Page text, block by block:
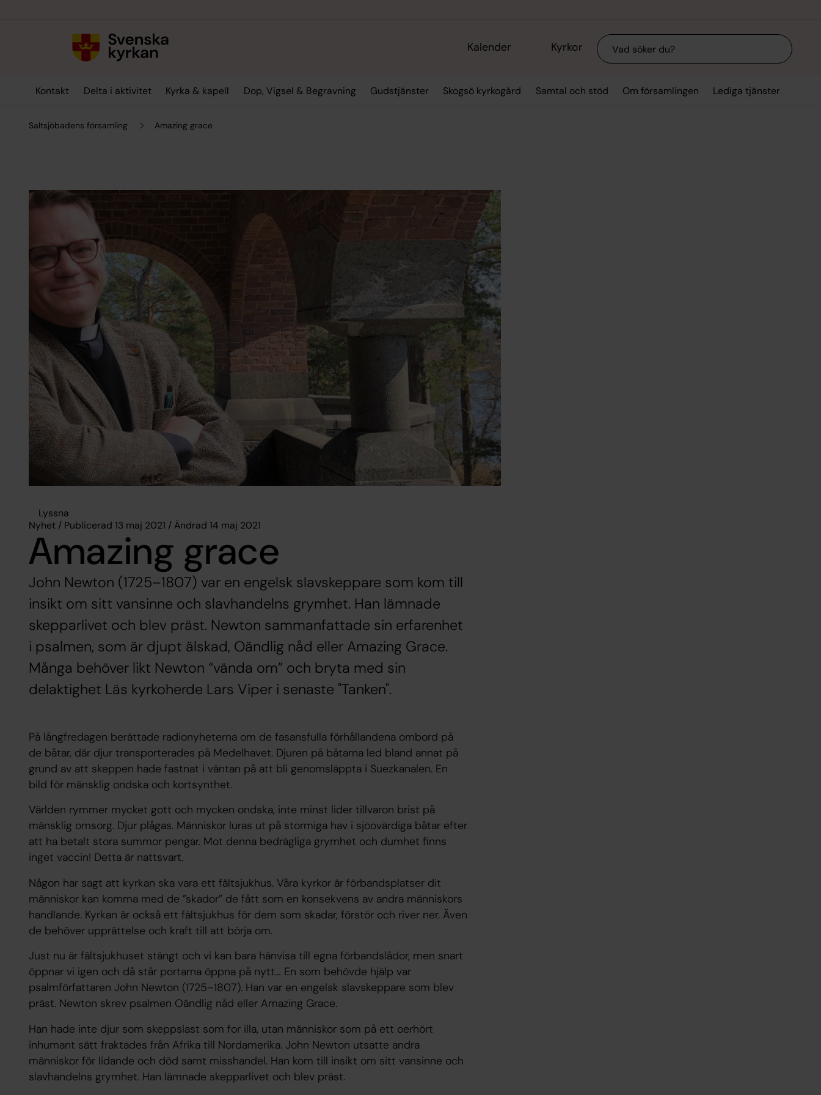
Kalender Kyrkor Sök
Kontakt Delta i aktivitet Kyrka & kapell Dop, Vigsel & Begravning Gudstjänster Skogsö kyrkogård Samtal och stöd Om församlingen Lediga tjänster
Saltsjöbadens församling Amazing grace
Lyssna
Nyhet / Publicerad 13 maj 2021 / Ändrad 14 maj 2021
Amazing grace
John Newton (1725–1807) var en engelsk slavskeppare som kom till
insikt om sitt vansinne och slavhandelns grymhet. Han lämnade
skepparlivet och blev präst. Newton sammanfattade sin erfarenhet
i psalmen, som är djupt älskad, Oändlig nåd eller Amazing Grace.
Många behöver likt Newton “vända om” och bryta med sin
delaktighet Läs kyrkoherde Lars Viper i senaste "Tanken".
På långfredagen berättade radionyheterna om de fasansfulla förhållandena ombord på
de båtar, där djur transporterades på Medelhavet. Djuren på båtarna led bland annat på
grund av att skeppen hade fastnat i väntan på att bli genomsläppta i Suezkanalen. En
bild för mänsklig ondska och kortsynthet.
Världen rymmer mycket gott och mycken ondska, inte minst lider tillvaron brist på
mänsklig omsorg. Djur plågas. Människor luras ut på stormiga hav i sjöovärdiga båtar efter
att ha betalt stora summor pengar. Mot denna bedrägliga grymhet och dumhet finns
inget vaccin! Detta är nattsvart.
Någon har sagt att kyrkan ska vara ett fältsjukhus. Våra kyrkor är förbandsplatser dit
människor kan komma med de ”skador” de fått som en konsekvens av andra människors
handlande. Kyrkan är också ett fältsjukhus för dem som skadar, förstör och river ner. Även
de behöver upprättelse och kraft till att börja om.
Just nu är fältsjukhuset stängt och vi kan bara hänvisa till egna förbandslådor, men snart
öppnar vi igen och då står portarna öppna på nytt… En som behövde hjälp var
psalmförfattaren John Newton (1725–1807). Han var en engelsk slavskeppare som blev
präst. Newton skrev psalmen Oändlig nåd eller Amazing Grace.
Han hade inte djur som skeppslast som for illa, utan människor som på ett oerhört
inhumant sätt fraktades från Afrika till Nordamerika. John Newton utsatte andra
människor för lidande och död samt misshandel. Han kom till insikt om sitt vansinne och
slavhandelns grymhet. Han lämnade skepparlivet och blev präst.